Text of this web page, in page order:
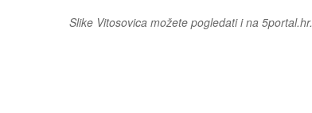
Slike Vitosovica možete pogledati i na 5portal.hr.